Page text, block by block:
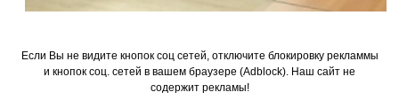
Если Вы не видите кнопок соц сетей, отключите блокировку рекламмы
и кнопок соц. сетей в вашем браузере (Adblock). Наш сайт не
содержит рекламы!